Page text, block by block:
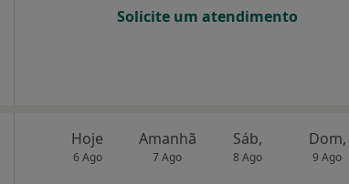
Solicite um atendimento
Hoje
6 Ago
Amanhã
7 Ago
Sáb,
8 Ago
Dom,
9 Ago